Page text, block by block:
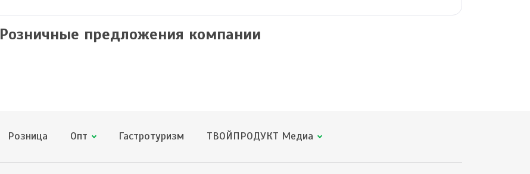
Розничные предложения компании
Розница Опт Гастротуризм ТВОЙПРОДУКТ Медиа